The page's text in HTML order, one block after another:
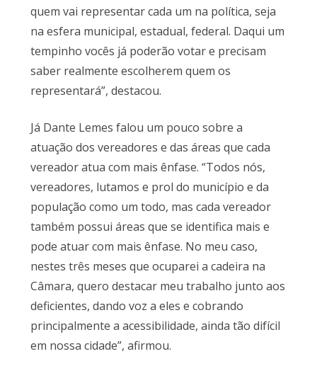
quem vai representar cada um na política, seja
na esfera municipal, estadual, federal. Daqui um
tempinho vocês já poderão votar e precisam
saber realmente escolherem quem os
representará”, destacou.
Já Dante Lemes falou um pouco sobre a
atuação dos vereadores e das áreas que cada
vereador atua com mais ênfase. “Todos nós,
vereadores, lutamos e prol do município e da
população como um todo, mas cada vereador
também possui áreas que se identifica mais e
pode atuar com mais ênfase. No meu caso,
nestes três meses que ocuparei a cadeira na
Câmara, quero destacar meu trabalho junto aos
deficientes, dando voz a eles e cobrando
principalmente a acessibilidade, ainda tão difícil
em nossa cidade”, afirmou.